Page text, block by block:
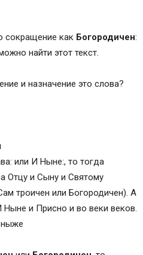
сокращение как Богородичен:
найти этот текст.
и назначение это слова?
или И Ныне:, то тогда
Отцу и Сыну и Святому
троичен или Богородичен). А
и Присно и во веки веков.
ныже